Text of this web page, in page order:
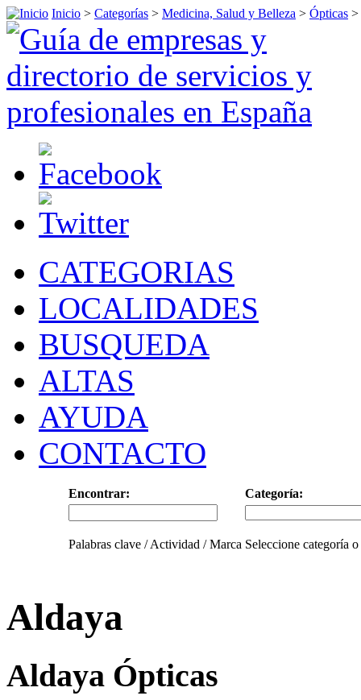
Inicio > Categorías > Medicina, Salud y Belleza > Ópticas >
CATEGORIAS
LOCALIDADES
BUSQUEDA
ALTAS
AYUDA
CONTACTO
Encontrar: Categoría:
Palabras clave / Actividad / Marca Seleccione categoría
Aldaya
Aldaya Ópticas